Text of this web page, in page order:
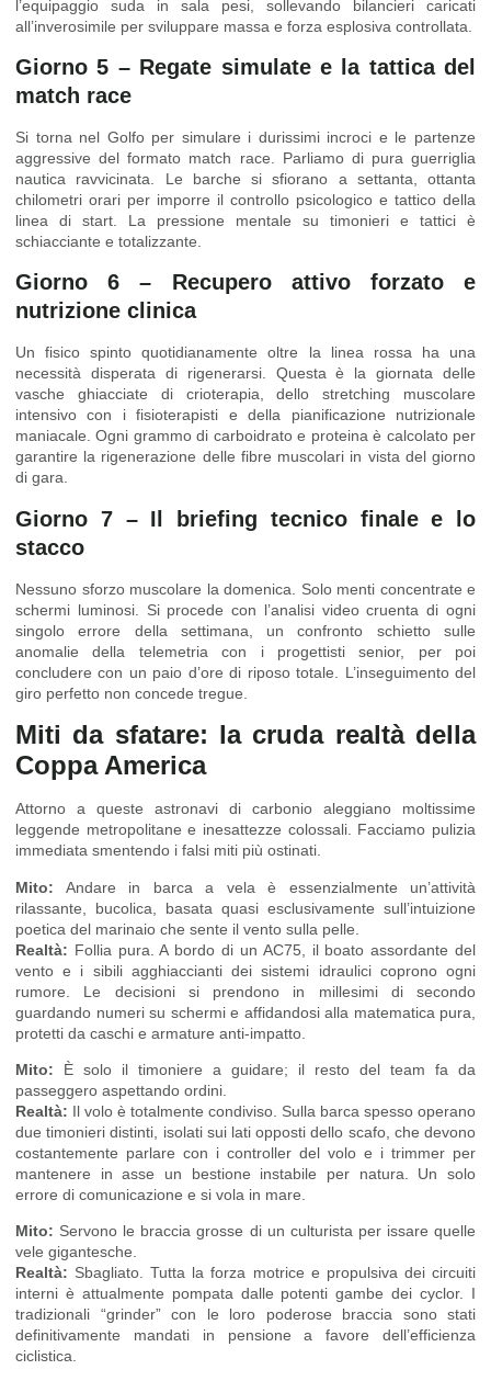
l’equipaggio suda in sala pesi, sollevando bilancieri caricati
all’inverosimile per sviluppare massa e forza esplosiva controllata.
Giorno 5 – Regate simulate e la tattica del
match race
Si torna nel Golfo per simulare i durissimi incroci e le partenze
aggressive del formato match race. Parliamo di pura guerriglia
nautica ravvicinata. Le barche si sfiorano a settanta, ottanta
chilometri orari per imporre il controllo psicologico e tattico della
linea di start. La pressione mentale su timonieri e tattici è
schiacciante e totalizzante.
Giorno 6 – Recupero attivo forzato e
nutrizione clinica
Un fisico spinto quotidianamente oltre la linea rossa ha una
necessità disperata di rigenerarsi. Questa è la giornata delle
vasche ghiacciate di crioterapia, dello stretching muscolare
intensivo con i fisioterapisti e della pianificazione nutrizionale
maniacale. Ogni grammo di carboidrato e proteina è calcolato per
garantire la rigenerazione delle fibre muscolari in vista del giorno
di gara.
Giorno 7 – Il briefing tecnico finale e lo
stacco
Nessuno sforzo muscolare la domenica. Solo menti concentrate e
schermi luminosi. Si procede con l’analisi video cruenta di ogni
singolo errore della settimana, un confronto schietto sulle
anomalie della telemetria con i progettisti senior, per poi
concludere con un paio d’ore di riposo totale. L’inseguimento del
giro perfetto non concede tregue.
Miti da sfatare: la cruda realtà della
Coppa America
Attorno a queste astronavi di carbonio aleggiano moltissime
leggende metropolitane e inesattezze colossali. Facciamo pulizia
immediata smentendo i falsi miti più ostinati.
Mito: Andare in barca a vela è essenzialmente un’attività
rilassante, bucolica, basata quasi esclusivamente sull’intuizione
poetica del marinaio che sente il vento sulla pelle.
Realtà: Follia pura. A bordo di un AC75, il boato assordante del
vento e i sibili agghiaccianti dei sistemi idraulici coprono ogni
rumore. Le decisioni si prendono in millesimi di secondo
guardando numeri su schermi e affidandosi alla matematica pura,
protetti da caschi e armature anti-impatto.
Mito: È solo il timoniere a guidare; il resto del team fa da
passeggero aspettando ordini.
Realtà: Il volo è totalmente condiviso. Sulla barca spesso operano
due timonieri distinti, isolati sui lati opposti dello scafo, che devono
costantemente parlare con i controller del volo e i trimmer per
mantenere in asse un bestione instabile per natura. Un solo
errore di comunicazione e si vola in mare.
Mito: Servono le braccia grosse di un culturista per issare quelle
vele gigantesche.
Realtà: Sbagliato. Tutta la forza motrice e propulsiva dei circuiti
interni è attualmente pompata dalle potenti gambe dei cyclor. I
tradizionali “grinder” con le loro poderose braccia sono stati
definitivamente mandati in pensione a favore dell’efficienza
ciclistica.